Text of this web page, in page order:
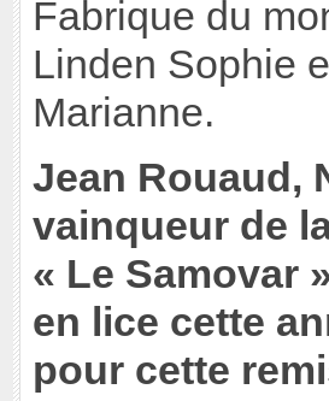
Fabrique du
Linden Sophie
Marianne.
Jean Rouaud,
vainqueur de
« Le Samovar
en lice cette
pour cette